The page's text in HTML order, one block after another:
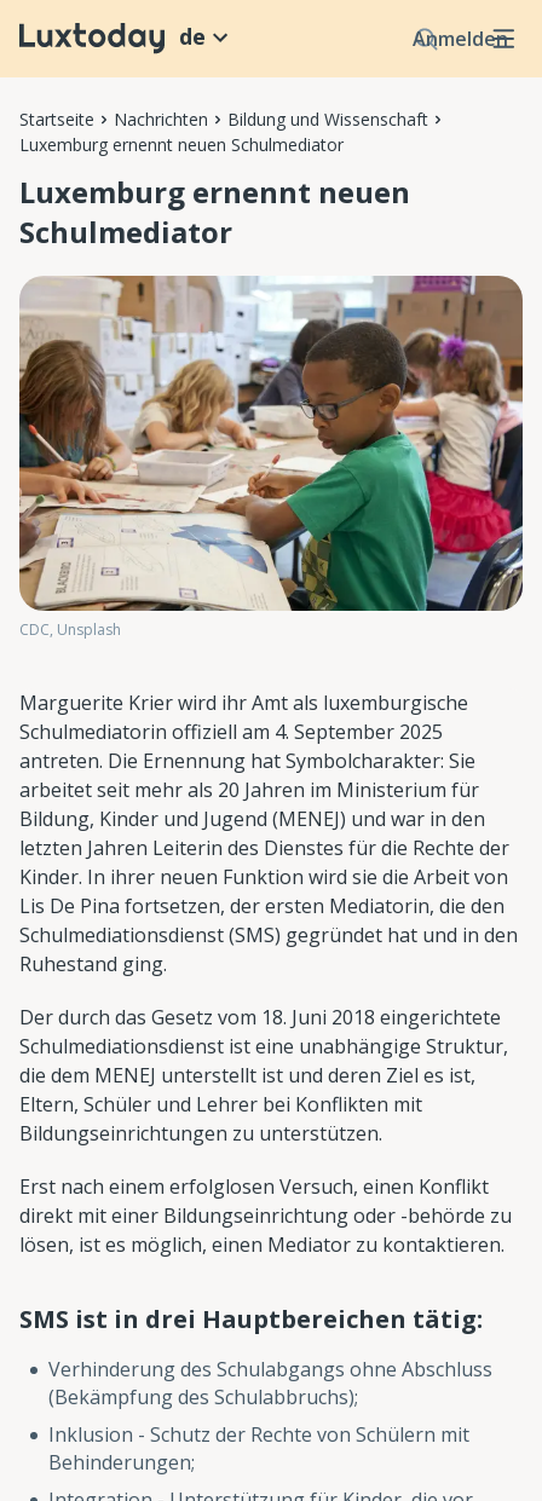
Anmelden
de
Startseite Nachrichten
Bildung und Wissenschaft
Luxemburg ernennt neuen Schulmediator
Luxemburg ernennt neuen
Schulmediator
CDC, Unsplash
Marguerite Krier wird ihr Amt als luxemburgische
Schulmediatorin offiziell am 4. September 2025
antreten. Die Ernennung hat Symbolcharakter: Sie
arbeitet seit mehr als 20 Jahren im Ministerium für
Bildung, Kinder und Jugend (MENEJ) und war in den
letzten Jahren Leiterin des Dienstes für die Rechte der
Kinder. In ihrer neuen Funktion wird sie die Arbeit von
Lis De Pina fortsetzen, der ersten Mediatorin, die den
Schulmediationsdienst (SMS) gegründet hat und in den
Ruhestand ging.
Der durch das Gesetz vom 18. Juni 2018 eingerichtete
Schulmediationsdienst ist eine unabhängige Struktur,
die dem MENEJ unterstellt ist und deren Ziel es ist,
Eltern, Schüler und Lehrer bei Konflikten mit
Bildungseinrichtungen zu unterstützen.
Erst nach einem erfolglosen Versuch, einen Konflikt
direkt mit einer Bildungseinrichtung oder -behörde zu
lösen, ist es möglich, einen Mediator zu kontaktieren.
SMS ist in drei Hauptbereichen tätig:
Verhinderung des Schulabgangs ohne Abschluss
(Bekämpfung des Schulabbruchs);
Inklusion - Schutz der Rechte von Schülern mit
Behinderungen;